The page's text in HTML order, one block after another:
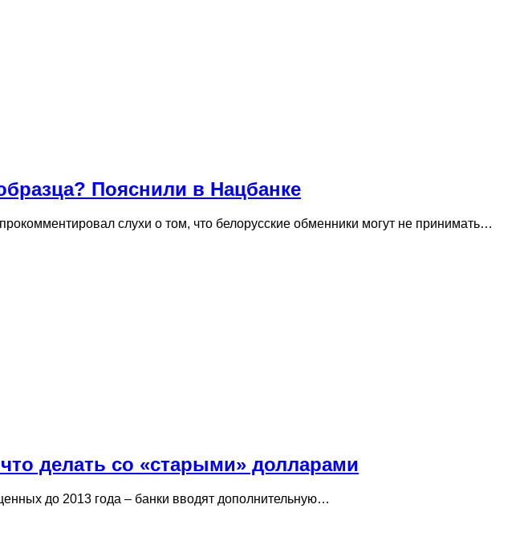
Пояснили в Нацбанке
слухи о том, что белорусские обменники могут не принимать…
делать со «старыми» долларами
до 2013 года – банки вводят дополнительную…